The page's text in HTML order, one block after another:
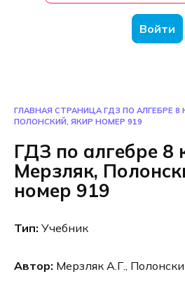
Войти
ГЛАВНАЯ СТРАНИЦА ГДЗ ПО АЛГЕБРЕ 8
ПОЛОНСКИЙ, ЯКИР НОМЕР 919
ГДЗ по алгебре 8
Мерзляк,
номер 919
Тип: Учебник
Автор: Мерзляк А.Г.,